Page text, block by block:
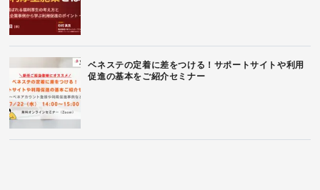
ベネステの定着に差をつける！サポートサイトや利用
促進の基本をご紹介セミナー